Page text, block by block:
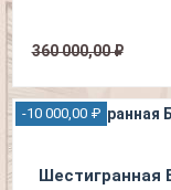
360 000,00 ₽
-10 000,00 ₽